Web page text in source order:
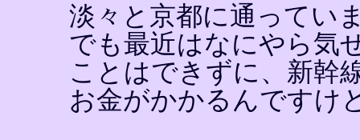
淡々と京都に通ってい
でも最近はなにやら気
ことはできずに、新幹
お金がかかるんですけ